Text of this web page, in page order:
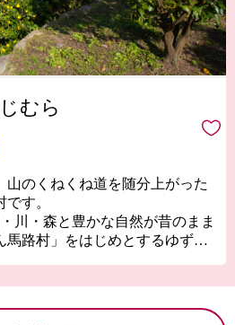
むら
山のくねくね道を随分上がった
す。
川・森と豊かな自然が昔のまま
馬路村」をはじめとするゆず製
」や「ゆずはじまる祭」などの